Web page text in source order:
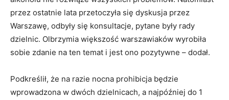
przez ostatnie lata przetoczyła się dyskusja przez
Warszawę, odbyły się konsultacje, pytane były rady
dzielnic. Olbrzymia większość warszawiaków wyrobiła
sobie zdanie na ten temat i jest ono pozytywne – dodał.
Podkreślił, że na razie nocna prohibicja będzie
wprowadzona w dwóch dzielnicach, a najpóźniej do 1